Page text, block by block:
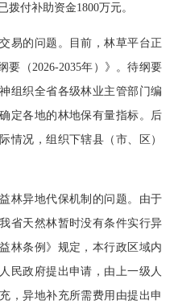
付补助资金1800万元。
易的问题。目前，林草平台正
要（2026-2035年）》。待纲要
组织全省各级林业主管部门编
定各地的林地保有量指标。后
情况，组织下辖县（市、区）
林异地代保机制的问题。由于
省天然林暂时没有条件实行异
林条例》规定，本行政区域内
民政府提出申请，由上一级人
，异地补充所需费用由提出申